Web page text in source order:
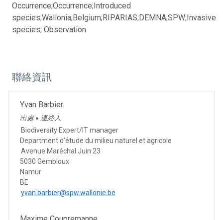
Occurrence;Occurrence;Introduced
species;Wallonia;Belgium;RIPARIAS;DEMNA;SPW;Invasive
species; Observation
聯絡資訊
Yvan Barbier
出處 ● 連絡人
Biodiversity Expert/IT manager
Department d'étude du milieu naturel et agricole
Avenue Maréchal Juin 23
5030 Gembloux
Namur
BE
yvan.barbier@spw.wallonie.be